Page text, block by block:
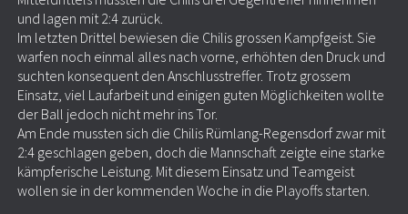
und lagen mit 2:4 zurück.
Im letzten Drittel bewiesen die Chilis grossen Kampfgeist. Sie
warfen noch einmal alles nach vorne, erhöhten den Druck und
suchten konsequent den Anschlusstreffer. Trotz grossem
Einsatz, viel Laufarbeit und einigen guten Möglichkeiten wollte
der Ball jedoch nicht mehr ins Tor.
Am Ende mussten sich die Chilis Rümlang-Regensdorf zwar mit
2:4 geschlagen geben, doch die Mannschaft zeigte eine starke
kämpferische Leistung. Mit diesem Einsatz und Teamgeist
wollen sie in der kommenden Woche in die Playoffs starten.